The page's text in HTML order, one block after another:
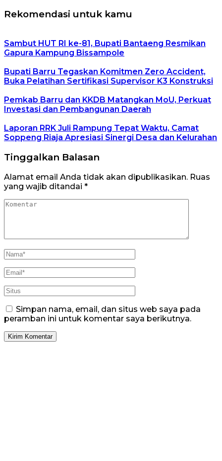
Rekomendasi untuk kamu
Sambut HUT RI ke-81, Bupati Bantaeng Resmikan
Gapura Kampung Bissampole
Bupati Barru Tegaskan Komitmen Zero Accident,
Buka Pelatihan Sertifikasi Supervisor K3 Konstruksi
Pemkab Barru dan KKDB Matangkan MoU, Perkuat
Investasi dan Pembangunan Daerah
Laporan RRK Juli Rampung Tepat Waktu, Camat
Soppeng Riaja Apresiasi Sinergi Desa dan Kelurahan
Tinggalkan Balasan
Alamat email Anda tidak akan dipublikasikan. Ruas
yang wajib ditandai *
Simpan nama, email, dan situs web saya pada
peramban ini untuk komentar saya berikutnya.